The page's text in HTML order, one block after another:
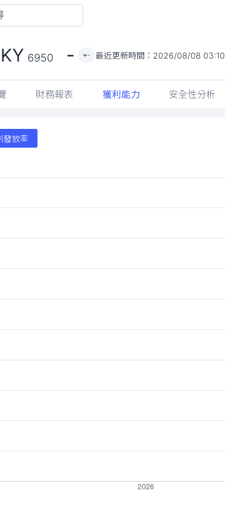
6950 - - 最近更新時間： 2026/08/08 03:10
財務報表 獲利能力 安全性分析
發放率